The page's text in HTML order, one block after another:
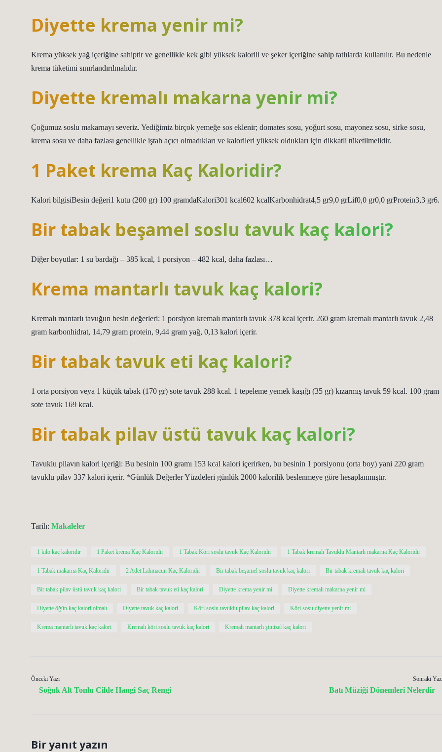
Diyette krema yenir mi?
Krema yüksek yağ içeriğine sahiptir ve genellikle kek gibi yüksek kalorili ve şeker içeriğine sahip tatlılarda kullanılır. Bu nedenle
krema tüketimi sınırlandırılmalıdır.
Diyette kremalı makarna yenir mi?
Çoğumuz soslu makarnayı severiz. Yediğimiz birçok yemeğe sos eklenir; domates sosu, yoğurt sosu, mayonez sosu, sirke sosu,
krema sosu ve daha fazlası genellikle iştah açıcı olmadıkları ve kalorileri yüksek oldukları için dikkatli tüketilmelidir.
1 Paket krema Kaç Kaloridir?
Kalori bilgisiBesin değeri1 kutu (200 gr) 100 gramdaKalori301 kcal602 kcalKarbonhidrat4,5 gr9,0 grLif0,0 gr0,0 grProtein3,3 gr6.
Bir tabak beşamel soslu tavuk kaç kalori?
Diğer boyutlar: 1 su bardağı – 385 kcal, 1 porsiyon – 482 kcal, daha fazlası…
Krema mantarlı tavuk kaç kalori?
Kremalı mantarlı tavuğun besin değerleri: 1 porsiyon kremalı mantarlı tavuk 378 kcal içerir. 260 gram kremalı mantarlı tavuk 2,48
gram karbonhidrat, 14,79 gram protein, 9,44 gram yağ, 0,13 kalori içerir.
Bir tabak tavuk eti kaç kalori?
1 orta porsiyon veya 1 küçük tabak (170 gr) sote tavuk 288 kcal. 1 tepeleme yemek kaşığı (35 gr) kızarmış tavuk 59 kcal. 100 gram
sote tavuk 169 kcal.
Bir tabak pilav üstü tavuk kaç kalori?
Tavuklu pilavın kalori içeriği: Bu besinin 100 gramı 153 kcal kalori içerirken, bu besinin 1 porsiyonu (orta boy) yani 220 gram
tavuklu pilav 337 kalori içerir. *Günlük Değerler Yüzdeleri günlük 2000 kalorilik beslenmeye göre hesaplanmıştır.
Tarih: Makaleler
1 kilo kaç kaloridir 1 Paket krema Kaç Kaloridir 1 Tabak Köri soslu tavuk Kaç Kaloridir 1 Tabak kremalı Tavuklu Mantarlı makarna Kaç Kaloridir
1 Tabak makarna Kaç Kaloridir 2 Adet Lahmacun Kaç Kaloridir Bir tabak beşamel soslu tavuk kaç kalori Bir tabak kremalı tavuk kaç kalori
Bir tabak pilav üstü tavuk kaç kalori Bir tabak tavuk eti kaç kalori Diyette krema yenir mi Diyette kremalı makarna yenir mi
Diyette öğün kaç kalori olmalı Diyette tavuk kaç kalori Köri soslu tavuklu pilav kaç kalori Köri sosu diyette yenir mi
Krema mantarlı tavuk kaç kalori Kremalı köri soslu tavuk kaç kalori Kremalı mantarlı şinitzel kaç kalori
Önceki Yazı
Soğuk Alt Tonlu Cilde Hangi Saç Rengi
Sonraki
Batı Müziği Dönemleri Nelerdir
Bir yanıt yazın